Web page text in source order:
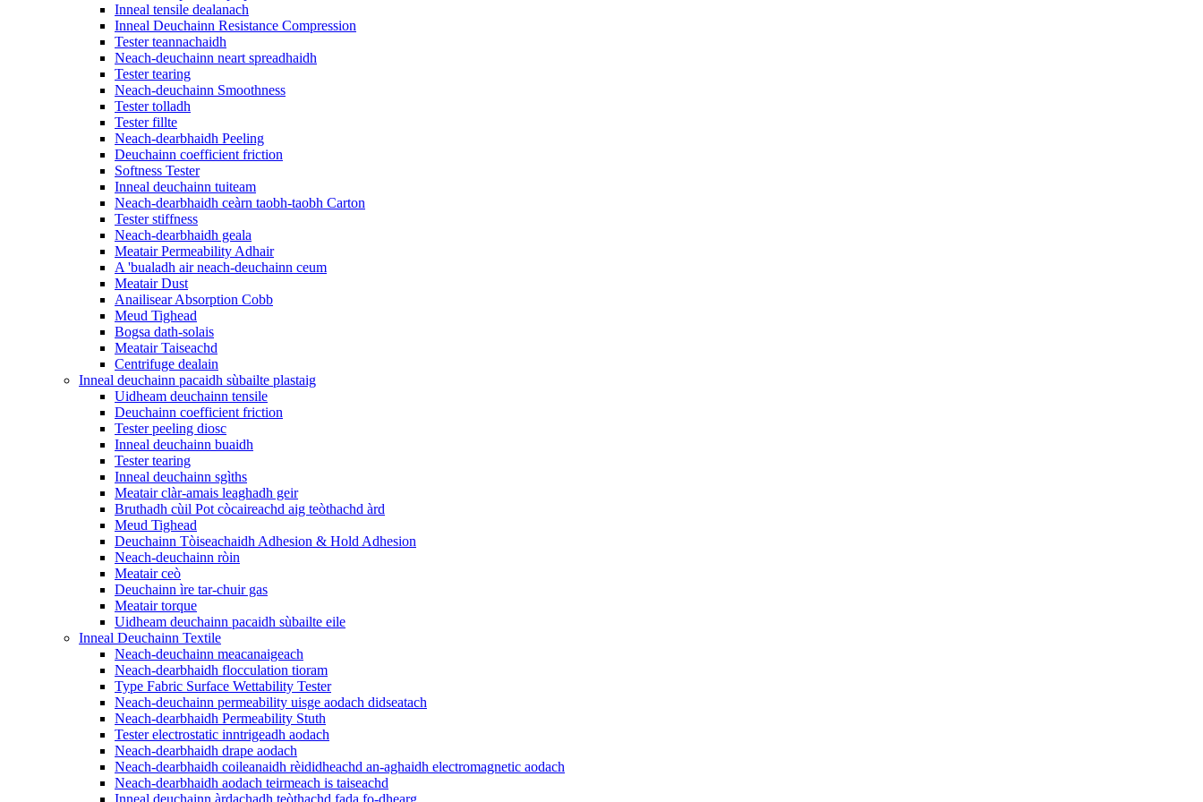
Inneal tensile dealanach
Inneal Deuchainn Resistance Compression
Tester teannachaidh
Neach-deuchainn neart spreadhaidh
Tester tearing
Neach-deuchainn Smoothness
Tester tolladh
Tester fillte
Neach-dearbhaidh Peeling
Deuchainn coefficient friction
Softness Tester
Inneal deuchainn tuiteam
Neach-dearbhaidh ceàrn taobh-taobh Carton
Tester stiffness
Neach-dearbhaidh geala
Meatair Permeability Adhair
A 'bualadh air neach-deuchainn ceum
Meatair Dust
Anailisear Absorption Cobb
Meud Tighead
Bogsa dath-solais
Meatair Taiseachd
Centrifuge dealain
Inneal deuchainn pacaidh sùbailte plastaig
Uidheam deuchainn tensile
Deuchainn coefficient friction
Tester peeling diosc
Inneal deuchainn buaidh
Tester tearing
Inneal deuchainn sgìths
Meatair clàr-amais leaghadh geir
Bruthadh cùil Pot còcaireachd aig teòthachd àrd
Meud Tighead
Deuchainn Tòiseachaidh Adhesion & Hold Adhesion
Neach-deuchainn ròin
Meatair ceò
Deuchainn ìre tar-chuir gas
Meatair torque
Uidheam deuchainn pacaidh sùbailte eile
Inneal Deuchainn Textile
Neach-deuchainn meacanaigeach
Neach-dearbhaidh flocculation tioram
Type Fabric Surface Wettability Tester
Neach-deuchainn permeability uisge aodach didseatach
Neach-dearbhaidh Permeability Stuth
Tester electrostatic inntrigeadh aodach
Neach-dearbhaidh drape aodach
Neach-dearbhaidh coileanaidh rèididheachd an-aghaidh electromagnetic aodach
Neach-dearbhaidh aodach teirmeach is taiseachd
Inneal deuchainn àrdachadh teòthachd fada fo-dhearg